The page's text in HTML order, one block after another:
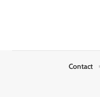
Contact